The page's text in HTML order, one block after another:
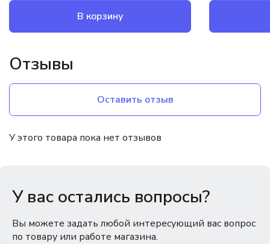
В корзину
Отзывы
Оставить отзыв
У этого товара пока нет отзывов
У вас остались вопросы?
Вы можете задать любой интересующий вас вопрос
по товару или работе магазина.